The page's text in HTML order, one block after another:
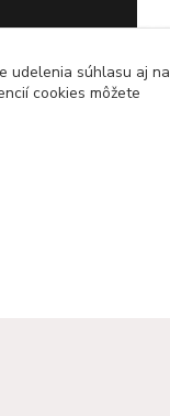
udelenia súhlasu aj na
cookies môžete